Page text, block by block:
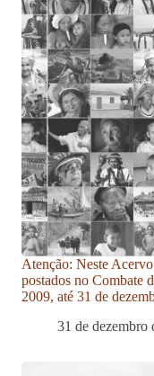
Atenção: Neste
postados no Combate
2009, até 31 de
31 de dezembro